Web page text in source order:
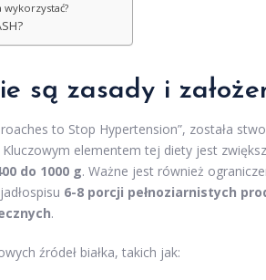
są zasady i
to Stop Hypertension”, została
elementem tej diety jest
do 1000 g. Ważne jest również
6-8 porcji pełnoziarnistych
.
źródeł białka, takich jak: